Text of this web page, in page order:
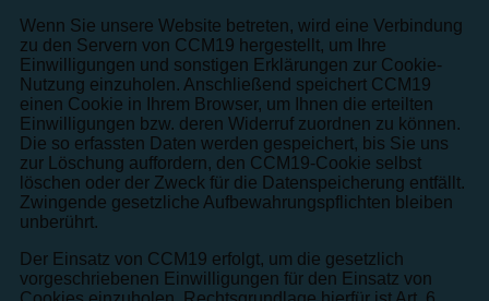
Wenn Sie unsere Website betreten, wird eine Verbindung
zu den Servern von CCM19 hergestellt, um Ihre
Einwilligungen und sonstigen Erklärungen zur Cookie-
Nutzung einzuholen. Anschließend speichert CCM19
einen Cookie in Ihrem Browser, um Ihnen die erteilten
Einwilligungen bzw. deren Widerruf zuordnen zu können.
Die so erfassten Daten werden gespeichert, bis Sie uns
zur Löschung auffordern, den CCM19-Cookie selbst
löschen oder der Zweck für die Datenspeicherung entfällt.
Zwingende gesetzliche Aufbewahrungspflichten bleiben
unberührt.
Der Einsatz von CCM19 erfolgt, um die gesetzlich
vorgeschriebenen Einwilligungen für den Einsatz von